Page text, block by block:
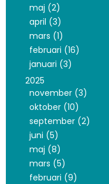
maj (2)
april (3)
mars (1)
februari (16)
januari (3)
2025
november (3)
oktober (10)
september (2)
juni (5)
maj (8)
mars (5)
februari (9)